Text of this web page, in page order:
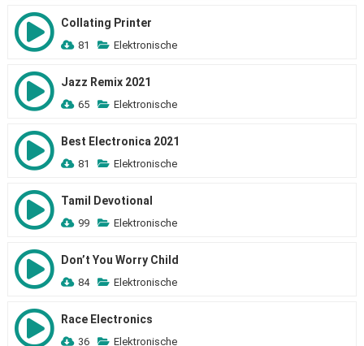
Collating Printer
81 Elektronische
Jazz Remix 2021
65 Elektronische
Best Electronica 2021
81 Elektronische
Tamil Devotional
99 Elektronische
Don’t You Worry Child
84 Elektronische
Race Electronics
36 Elektronische